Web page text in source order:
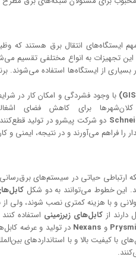
ایستگاه‌های انتقال برق هستند
تجهیزات به انواع مختلفی تقسیم
از ایستگاه‌ها استفاده می‌شوند.
با وجود فشردگی و امکان کار در
برای کاهش فضای
دو شرکت پیشرو در تولید
را فراهم می‌آورند و در نتیجه، ایمنی و
ارتباطی حیاتی در سیستم‌های
این خطوط می‌توانند به دو شکل
و با هزینه کمتری نصب شوند، ولی
از کابل‌های زیرزمینی استفاده
و Nexans در تولید و عرضه
با کیفیت بالا و با استانداردهای